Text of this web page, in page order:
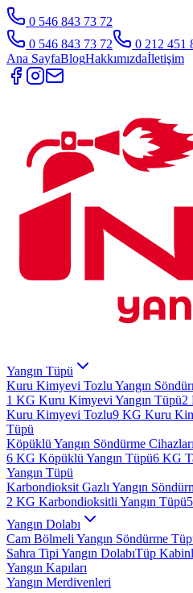
0 546 843 73 72
0 546 843 73 72
0 212 451
Ana SayfaBlogHakkımızdaİletişim
Yangın Tüpü
Kuru Kimyevi Tozlu Yangın
1 KG Kuru Kimyevi Yangın Tüpü2
Kuru Kimyevi Tozlu9 KG Kuru
Tüpü
Köpüklü Yangın Söndürme Cihazları
6 KG Köpüklü Yangın Tüpü6 KG
Yangın Tüpü
Karbondioksit Gazlı Yangın
2 KG Karbondioksitli Yangın Tüpü
Yangın Dolabı
Cam Bölmeli Yangın Söndürme
Sahra Tipi Yangın DolabıTüp
Yangın Kapıları
Yangın Merdivenleri